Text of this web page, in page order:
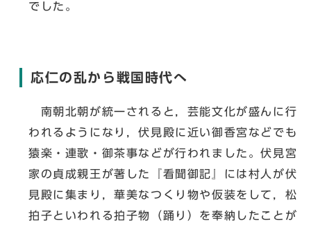
でした。
応仁の乱から戦国時代へ
南朝北朝が統一されると，芸能文化が盛んに行
われるようになり，伏見殿に近い御香宮などでも
猿楽・連歌・御茶事などが行われました。伏見宮
家の貞成親王が著した『看聞御記』には村人が伏
見殿に集まり，華美なつくり物や仮装をして，松
拍子といわれる拍子物（踊り）を奉納したことが